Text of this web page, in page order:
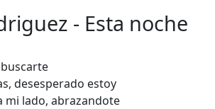
- Esta noche
desesperado estoy
mi lado, abrazandote